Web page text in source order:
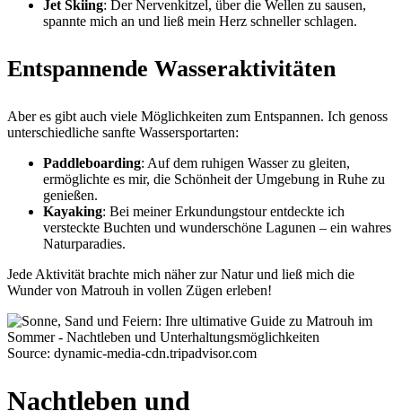
Jet Skiing: Der Nervenkitzel, über die Wellen zu sausen,
spannte mich an und ließ mein Herz schneller schlagen.
Entspannende Wasseraktivitäten
Aber es gibt auch viele Möglichkeiten zum Entspannen. Ich genoss
unterschiedliche sanfte Wassersportarten:
Paddleboarding: Auf dem ruhigen Wasser zu gleiten,
ermöglichte es mir, die Schönheit der Umgebung in Ruhe zu
genießen.
Kayaking: Bei meiner Erkundungstour entdeckte ich
versteckte Buchten und wunderschöne Lagunen – ein wahres
Naturparadies.
Jede Aktivität brachte mich näher zur Natur und ließ mich die
Wunder von Matrouh in vollen Zügen erleben!
Source: dynamic-media-cdn.tripadvisor.com
Nachtleben und